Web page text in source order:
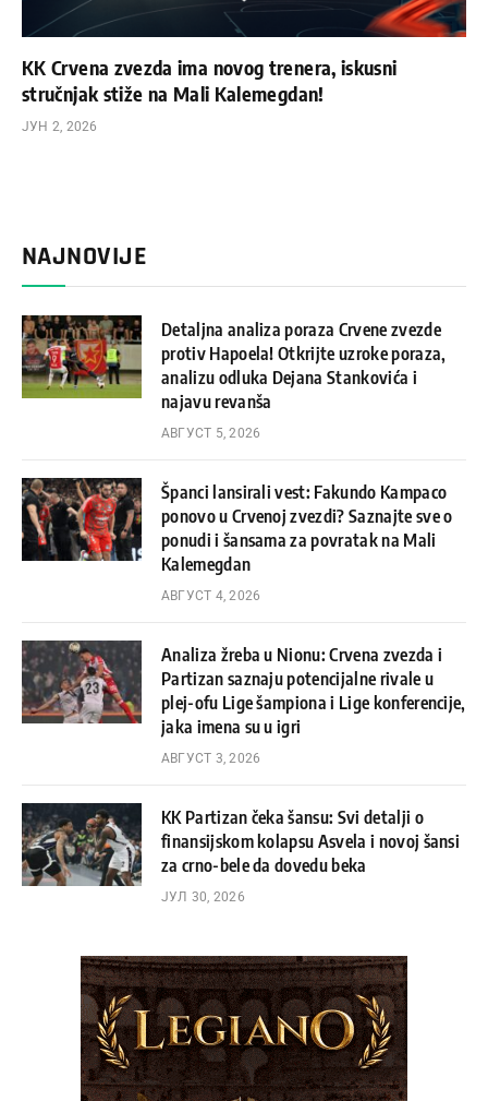
KK Crvena zvezda ima novog trenera, iskusni
stručnjak stiže na Mali Kalemegdan!
ЈУН 2, 2026
NAJNOVIJE
Detaljna analiza poraza Crvene zvezde
protiv Hapoela! Otkrijte uzroke poraza,
analizu odluka Dejana Stankovića i
najavu revanša
АВГУСТ 5, 2026
Španci lansirali vest: Fakundo Kampaco
ponovo u Crvenoj zvezdi? Saznajte sve o
ponudi i šansama za povratak na Mali
Kalemegdan
АВГУСТ 4, 2026
Analiza žreba u Nionu: Crvena zvezda i
Partizan saznaju potencijalne rivale u
plej-ofu Lige šampiona i Lige konferencije,
jaka imena su u igri
АВГУСТ 3, 2026
KK Partizan čeka šansu: Svi detalji o
finansijskom kolapsu Asvela i novoj šansi
za crno-bele da dovedu beka
ЈУЛ 30, 2026